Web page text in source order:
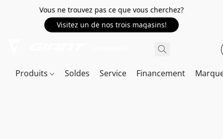
Vous ne trouvez pas ce que vous cherchez?
Visitez un de nos trois magasins!
Produits Soldes Service Financement